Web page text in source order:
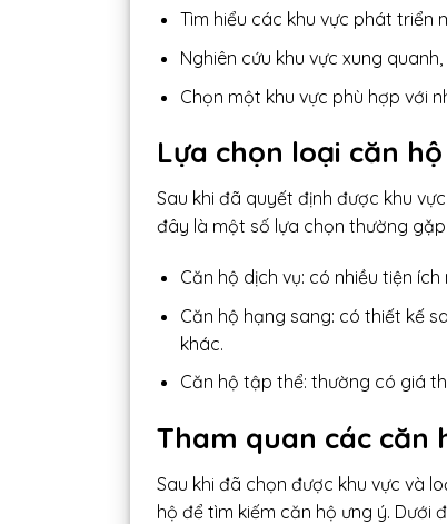
Tìm hiểu các khu vực phát triển
Nghiên cứu khu vực xung
Chọn một khu vực phù hợp với
Lựa chọn loại căn hộ
Sau khi đã quyết định được khu
đây là một số lựa chọn thường gặp:
Căn hộ dịch vụ: có nhiều tiện
Căn hộ hạng sang: có thiết kế
khác.
Căn hộ tập thể: thường có giá
Tham quan các căn
Sau khi đã chọn được khu vực và
hộ để tìm kiếm căn hộ ưng ý. Dưới